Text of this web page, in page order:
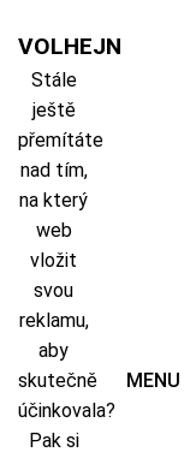
content
VOLHEJN
Stále
ještě
přemítáte
nad tím,
na který
web
vložit
svou
reklamu,
aby
skutečně
účinkovala?
Pak si
MENU